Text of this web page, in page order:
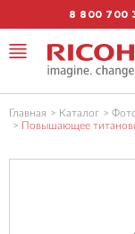
8 800 700
Главная Каталог
Повышающее